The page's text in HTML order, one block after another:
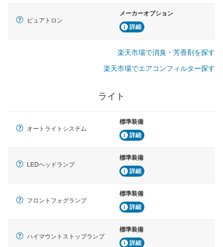
ピュアトロン
メーカーオプション
詳細
楽天市場で消臭・芳香剤を探す
楽天市場でエアコンフィルター探す
ライト
オートライトシステム
標準装備
詳細
LEDヘッドランプ
標準装備
詳細
フロントフォグランプ
標準装備
詳細
ハイマウントストップランプ
標準装備
詳細